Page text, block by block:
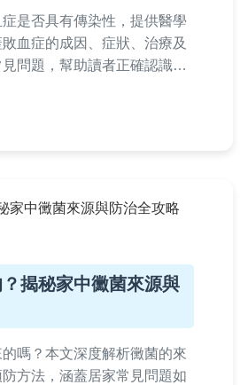
是否具有傳染性，提供醫學
血症的成因、症狀、治療及
問題，幫助讀者正確認識敗
般民眾閱讀。
揭秘家中黴菌來源與
嗎？本文深度解析黴菌的來
方法，涵蓋居家常見問題如